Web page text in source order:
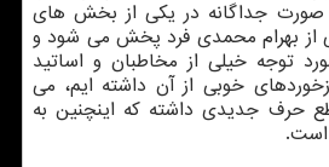
صورت جداگانه در یكی از بخش های
از بهرام محمدی فرد پخش می شود و
توجه خیلی از مخاطبان و اساتید
خوبی از آن داشته ایم، می
حرف جدیدی داشته كه اینچنین به